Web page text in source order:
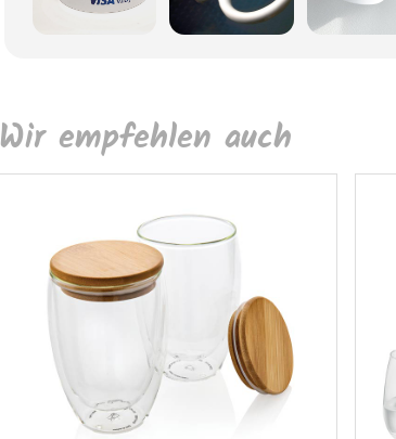
Wir empfehlen auch